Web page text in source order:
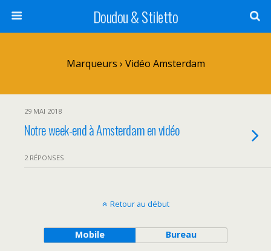
Doudou & Stiletto
Marqueurs › Vidéo Amsterdam
29 MAI 2018
Notre week-end à Amsterdam en vidéo
2 RÉPONSES
Retour au début
Mobile Bureau